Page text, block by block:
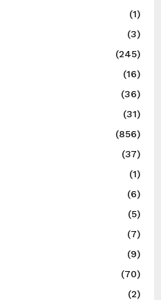
(1)
(3)
(245)
(16)
(36)
(31)
(856)
(37)
(1)
(6)
(5)
(7)
(9)
(70)
(2)